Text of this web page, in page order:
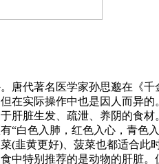
代著名医学家孙思邈在《
在实际操作中也是因人而异的
肝脏生发、疏泄、养阴的食材
白色入肺，红色入心，青色
(韭黄更好)、菠菜也都适合此时
中特别推荐的是动物的肝脏